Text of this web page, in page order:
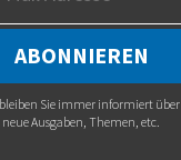
Sie immer informiert über
neue Ausgaben, Themen, etc.